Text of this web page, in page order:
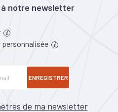
notre newsletter
ENREGISTRER
de ma newsletter